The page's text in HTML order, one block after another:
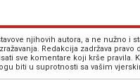
njihovih autora, a ne nužno i
Redakcija zadržava
sve komentare koji krše
biti u suprotnosti sa vašim